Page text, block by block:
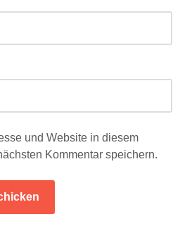
und Website in diesem
Kommentar speichern.